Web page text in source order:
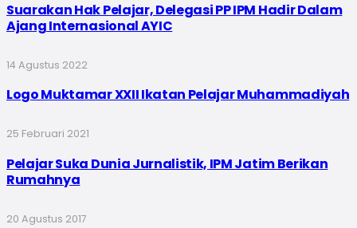
Suarakan Hak Pelajar, Delegasi PP IPM Hadir Dalam
Ajang Internasional AYIC
14 Agustus 2022
Logo Muktamar XXII Ikatan Pelajar Muhammadiyah
25 Februari 2021
Pelajar Suka Dunia Jurnalistik, IPM Jatim Berikan
Rumahnya
20 Agustus 2017